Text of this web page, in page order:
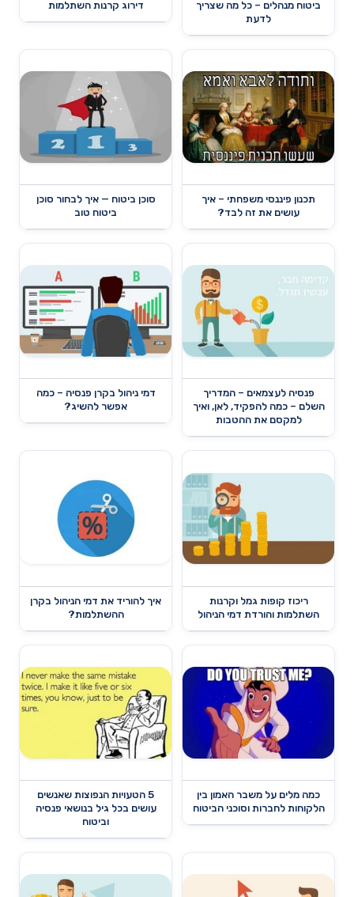
ביטוח מנהלים – כל מה שצריך
לדעת
דירוג קרנות השתלמות
תכנון פיננסי משפחתי – איך
עושים את זה לבד?
סוכן ביטוח — איך לבחור סוכן
ביטוח טוב
פנסיה לעצמאים – המדריך
השלם – כמה להפקיד, לאן, ואיך
למקסם את ההטבות
דמי ניהול בקרן פנסיה – כמה
אפשר להשיג?
ריכוז קופות גמל וקרנות
השתלמות והורדת דמי הניהול
איך להוריד את דמי הניהול בקרן
ההשתלמות?
כמה מלים על משבר האמון בין
הלקוחות לחברות וסוכני הביטוח
5 הטעויות הנפוצות שאנשים
עושים בכל גיל בנושאי פנסיה
וביטוח